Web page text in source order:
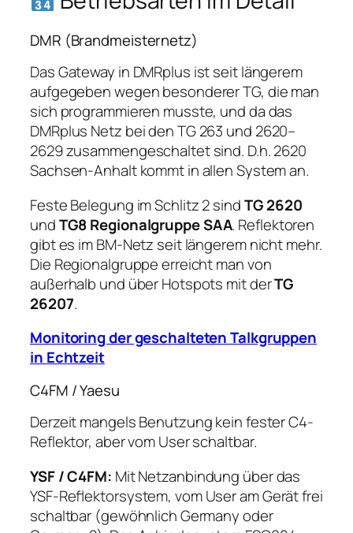
DMR (Brandmeisternetz)
Das Gateway in DMRplus ist seit längerem
aufgegeben wegen besonderer TG, die man
sich programmieren musste, und da das
DMRplus Netz bei den TG 263 und 2620–
2629 zusammengeschaltet sind. D.h. 2620
Sachsen-Anhalt kommt in allen System an.
Feste Belegung im Schlitz 2 sindTG 2620
undTG8 Regionalgruppe SAA. Reflektoren
gibt es im BM-Netz seit längerem nicht mehr.
Die Regionalgruppe erreicht man von
außerhalb und über Hotspots mit derTG
26207.
Monitoring der geschalteten Talkgruppen
in Echtzeit
C4FM / Yaesu
Derzeit mangels Benutzung kein fester C4-
Reflektor, aber vom User schaltbar.
YSF / C4FM: Mit Netzanbindung über das
YSF-Reﬂektorsystem, vom User am Gerät frei
schaltbar (gewöhnlich Germany oder